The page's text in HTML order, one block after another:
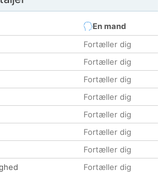
En mand
Fortæller dig
Fortæller dig
Fortæller dig
Fortæller dig
Fortæller dig
Fortæller dig
Fortæller dig
Fortæller dig